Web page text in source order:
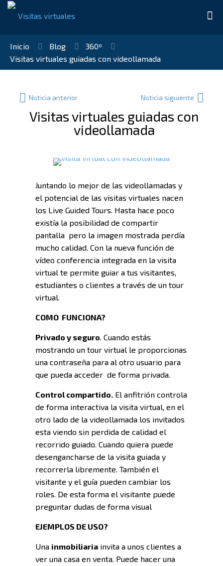
Inicio Blog
360º
Visitas virtuales guiadas con videollamada
Visitas virtuales guiadas con
videollamada
Juntando lo mejor de las videollamadas y
el potencial de las visitas virtuales nacen
los Live Guided Tours. Hasta hace poco
existía la posibilidad de compartir
pantalla pero la imagen mostrada perdía
mucho calidad. Con la nueva función de
vídeo conferencia integrada en la visita
virtual te permite guiar a tus visitantes,
estudiantes o clientes a través de un tour
virtual.
COMO FUNCIONA?
Privado y seguro. Cuando estás
mostrando un tour virtual le proporcionas
una contraseña para al otro usuario para
que pueda acceder de forma privada.
Control compartido. El anfitrión controla
de forma interactiva la visita virtual, en el
otro lado de la videollamada los invitados
esta viendo sin perdida de calidad el
recorrido guiado. Cuando quiera puede
desengancharse de la visita guiada y
recorrerla libremente. También el
visitante y el guía pueden cambiar los
roles. De esta forma el visitante puede
preguntar dudas de forma visual
EJEMPLOS DE USO?
Una inmobiliaria invita a unos clientes a
ver una casa en venta. Puede hacer una